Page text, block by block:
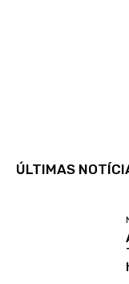
ÚLTIMAS